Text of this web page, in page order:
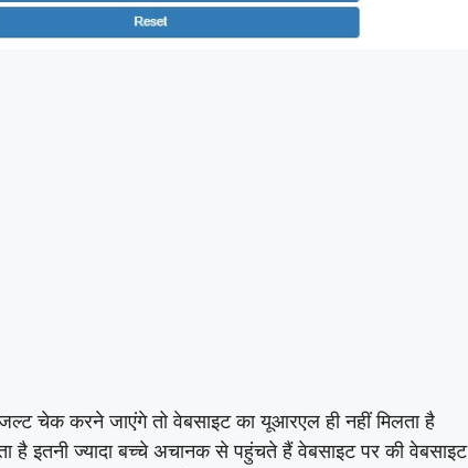
चेक करने जाएंगे तो वेबसाइट का यूआरएल ही नहीं मिलता है
है इतनी ज्यादा बच्चे अचानक से पहुंचते हैं वेबसाइट पर की वेबसाइट